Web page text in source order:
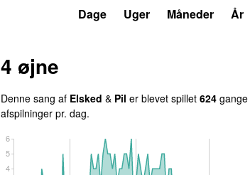
Dage Uger Måneder År
4 øjne
Denne sang af Elsked & Pil er blevet spillet 624
afspilninger pr. dag.
4
5
6